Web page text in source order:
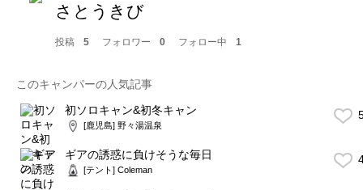
さとうきび
投稿 5 フォロワー 0 フォロー中 1
このキャンパーの人気記事
初ソロキャン&初冬キャン
[鹿児島] 野々湯温泉
ギアの誘惑に負けそうな毎日
[テント] Coleman